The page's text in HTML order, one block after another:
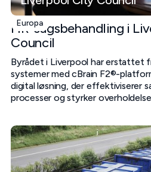
Europa
HR-sagsbehandling i
Council
Byrådet i Liverpool har erstattet
systemer med cBrain F2®-
digital løsning, der effektiviserer
processer og styrker